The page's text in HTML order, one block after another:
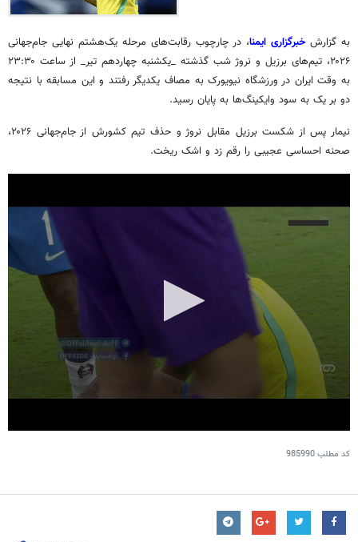
به گزارشخبرگزاری ایمنا، در چارچوب رقابت‌های مرحله یک‌هشتم نهایی جام‌جهانی
۲۰۲۶، تیم‌های برزیل و نروژ شب گذشته _یکشنبه چهاردهم تیر_ از ساعت ۲۳:۳۰
به وقت ایران در ورزشگاه نیویورک به مصاف یکدیگر رفتند و این مسابقه با نتیجه
دو بر یک به سود وایکینگ‌ها به پایان رسید.
نیمار پس از شکست برزیل مقابل نروژ و حذف تیم کشورش از جام‌جهانی ۲۰۲۶،
صحنه احساسی عجیبی را رقم زد و اشک ریخت.
کد مطلب985990